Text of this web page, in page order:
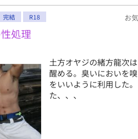
完結 R18 お
処理
土方オヤジの緒方龍次
醒める。臭いにおいを
をいいように利用した
た、、、